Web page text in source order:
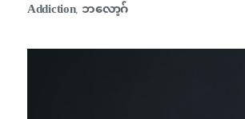
Addiction,ဘလော့ဂ်